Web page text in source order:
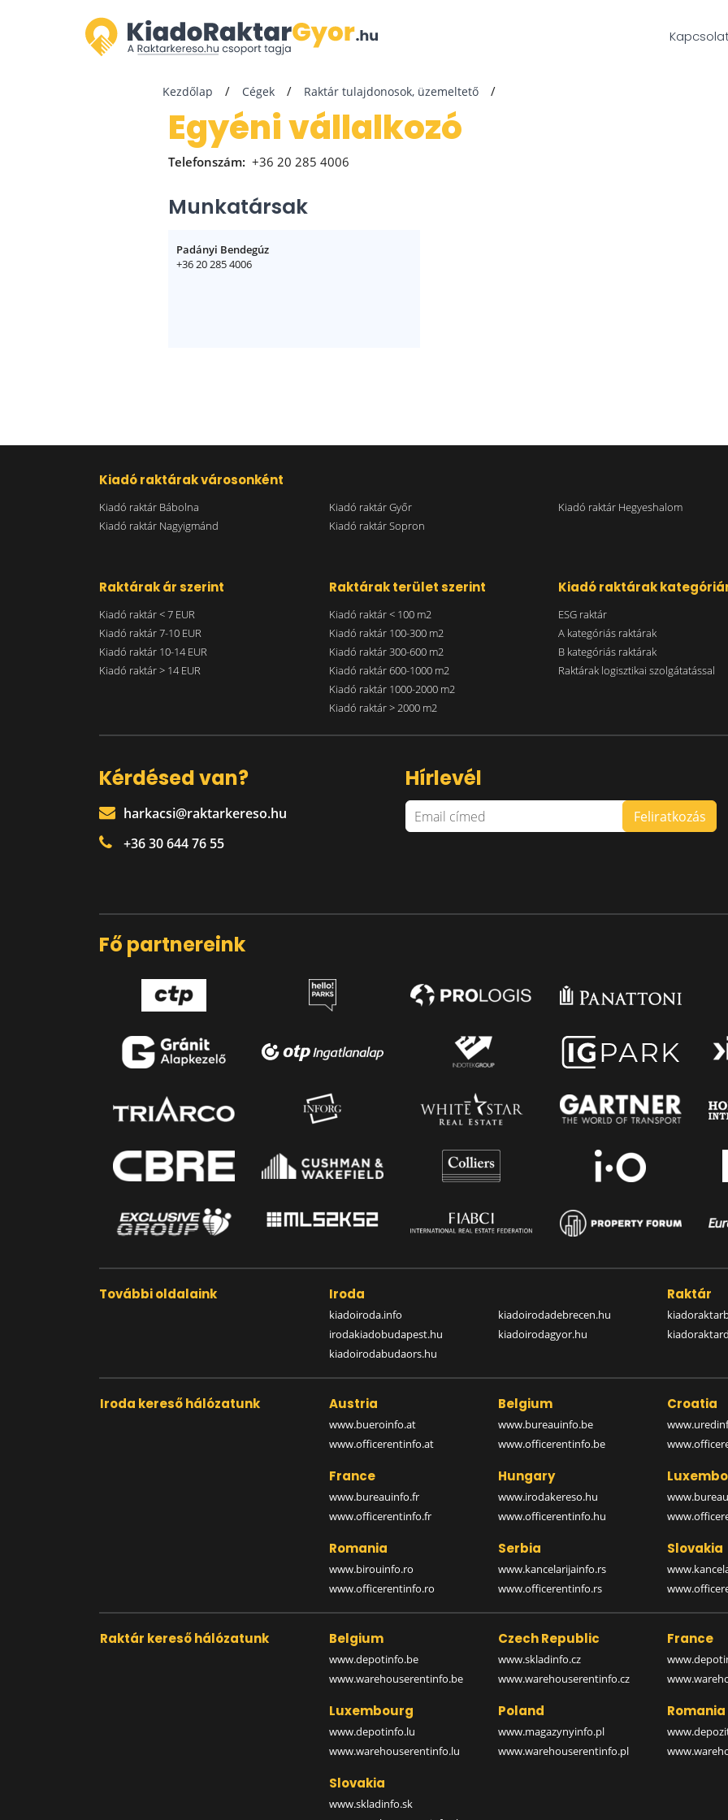
Kezdőlap Cégek Raktár tulajdonosok, üzemeltető
Egyéni vállalkozó
Telefonszám: +36 20 285 4006
Munkatársak
Padányi Bendegúz
+36 20 285 4006
Kiadó raktárak városonként
Kiadó raktár Bábolna Kiadó raktár Győr Kiadó raktár Hegyeshalom
Kiadó raktár Nagyigmánd
Kiadó raktár Sopron
Raktárak ár szerint
Kiadó raktár < 7 EUR
Kiadó raktár 7-10 EUR
Kiadó raktár 10-14 EUR
Kiadó raktár > 14 EUR
Raktárak terület szerint
Kiadó raktár < 100 m2
Kiadó raktár 100-300 m2
Kiadó raktár 300-600 m2
Kiadó raktár 600-1000 m2
Kiadó raktár 1000-2000 m2
Kiadó raktár > 2000 m2
Kiadó raktárak
ESG raktár
A kategóriás raktárak
B kategóriás raktárak
Raktárak logisztikai szolgátatással
Kérdésed van?
harkacsi@raktarkereso.hu
+36 30 644 76 55
Hírlevél
Fő partnereink
További oldalaink Iroda
kiadoiroda.info
irodakiadobudapest.hu
kiadoirodabudaors.hu
kiadoirodadebrecen.hu
kiadoirodagyor.hu
Raktár
Iroda kereső hálózatunk Austria
www.bueroinfo.at
www.officerentinfo.at
Belgium
www.bureauinfo.be
www.officerentinfo.be
Croatia
France
www.bureauinfo.fr
www.officerentinfo.fr
Hungary
www.irodakereso.hu
www.officerentinfo.hu
Romania
www.birouinfo.ro
www.officerentinfo.ro
Serbia
www.kancelarijainfo.rs
www.officerentinfo.rs
Slovakia
Raktár kereső hálózatunk Belgium
www.depotinfo.be
www.warehouserentinfo.be
Czech Republic
www.skladinfo.cz
www.warehouserentinfo.cz
France
Luxembourg
www.depotinfo.lu
www.warehouserentinfo.lu
Poland
www.magazynyinfo.pl
www.warehouserentinfo.pl
Romania
Slovakia
www.skladinfo.sk